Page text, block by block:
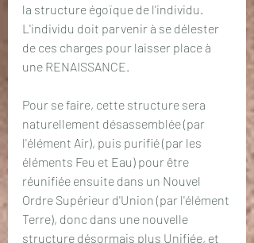
la structure égoïque de l'individu.
L'individu doit parvenir à se délester
de ces charges pour laisser place à
une RENAISSANCE.
Pour se faire, cette structure sera
naturellement désassemblée (par
l'élément Air), puis purifié (par les
éléments Feu et Eau) pour être
réunifiée ensuite dans un Nouvel
Ordre Supérieur d'Union (par l'élément
Terre), donc dans une nouvelle
structure désormais plus Unifiée, et